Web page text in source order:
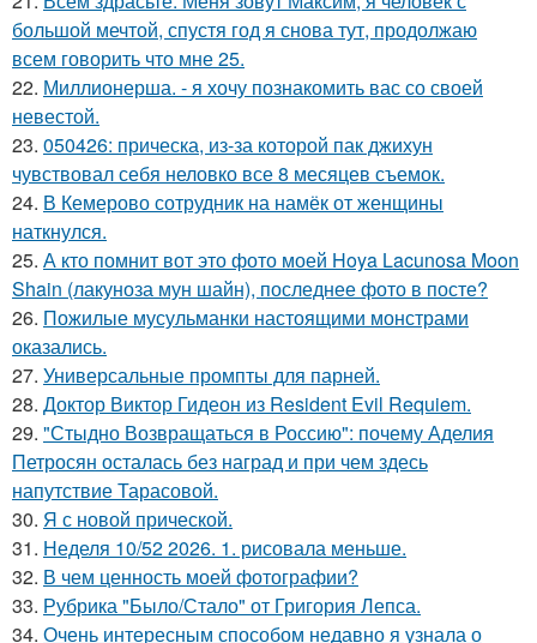
большой мечтой, спустя год я снова тут, продолжаю
всем говорить что мне 25.
22. Миллионерша. - я хочу познакомить вас со своей
невестой.
23. 050426: прическа, из-за которой пак джихун
чувствовал себя неловко все 8 месяцев съемок.
24. В Кемерово сотрудник на намёк от женщины
наткнулся.
25. А кто помнит вот это фото моей Hoya Lacunosa Moon
Shain (лакуноза мун шайн), последнее фото в посте?
26. Пожилые мусульманки настоящими монстрами
оказались.
27. Универсальные промпты для парней.
28. Доктор Виктор Гидеон из Resident Evil Requiem.
29. "Стыдно Возвращаться в Россию": почему Аделия
Петросян осталась без наград и при чем здесь
напутствие Тарасовой.
30. Я с новой прической.
31. Неделя 10/52 2026. 1. рисовала меньше.
32. В чем ценность моей фотографии?
33. Рубрика "Было/Стало" от Григория Лепса.
34. Очень интересным способом недавно я узнала о